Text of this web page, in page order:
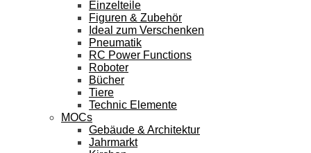
Einzelteile
Figuren & Zubehör
Ideal zum Verschenken
Pneumatik
RC Power Functions
Roboter
Bücher
Tiere
Technic Elemente
MOCs
Gebäude & Architektur
Jahrmarkt